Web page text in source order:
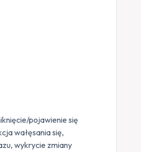
pojawienie się
wałęsania się,
wykrycie zmiany